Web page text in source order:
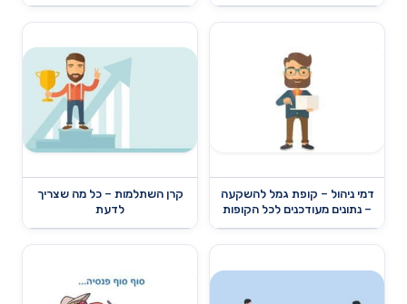
דמי ניהול – קופת גמל להשקעה
– נתונים מעודכנים לכל הקופות
קרן השתלמות – כל מה שצריך
לדעת